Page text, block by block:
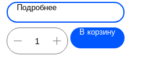
Подробнее
В корзину